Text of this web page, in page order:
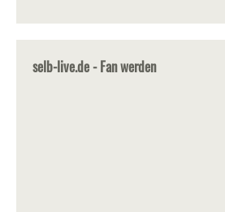
selb-live.de - Fan werden